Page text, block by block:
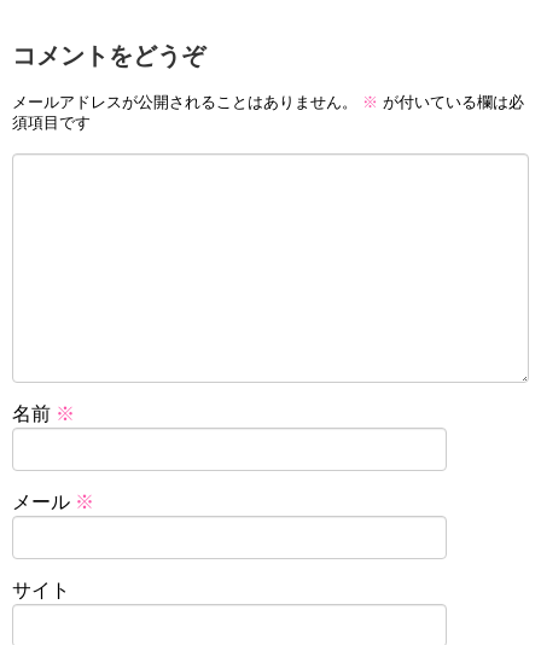
コメントをどうぞ
メールアドレスが公開されることはありません。 ※ が付いている欄は必
須項目です
名前 ※
メール ※
サイト